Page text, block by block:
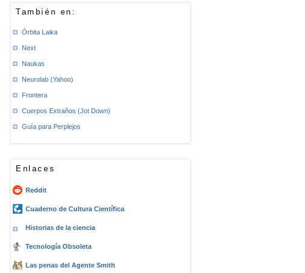
También en:
Órbita Laika
Next
Naukas
Neurolab (Yahoo)
Frontera
Cuerpos Extraños (Jot Down)
Guía para Perplejos
Enlaces
Reddit
Cuaderno de Cultura Científica
Historias de la ciencia
Tecnología Obsoleta
Las penas del Agente Smith